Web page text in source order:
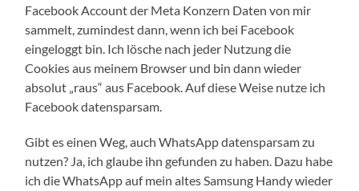
Facebook Account der Meta Konzern Daten von mir
sammelt, zumindest dann, wenn ich bei Facebook
eingeloggt bin. Ich lösche nach jeder Nutzung die
Cookies aus meinem Browser und bin dann wieder
absolut „raus“ aus Facebook. Auf diese Weise nutze ich
Facebook datensparsam.
Gibt es einen Weg, auch WhatsApp datensparsam zu
nutzen? Ja, ich glaube ihn gefunden zu haben. Dazu habe
ich die WhatsApp auf mein altes Samsung Handy wieder